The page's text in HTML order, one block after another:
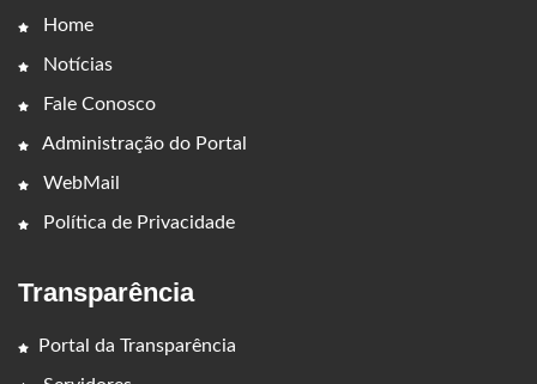
Home
Notícias
Fale Conosco
Administração do Portal
WebMail
Política de Privacidade
Transparência
Portal da Transparência